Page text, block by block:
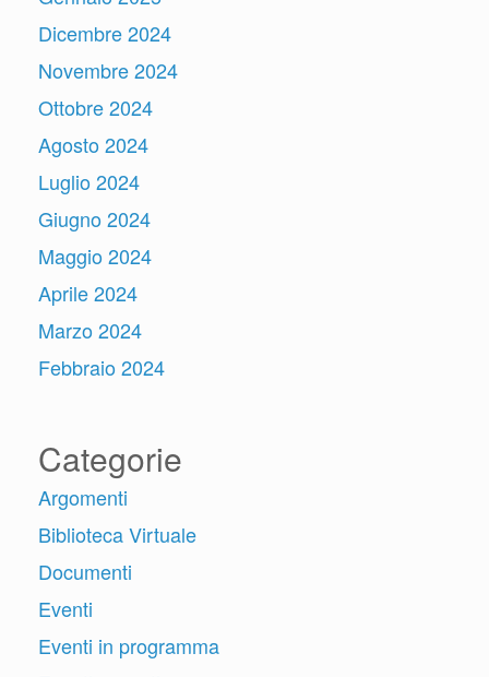
Dicembre 2024
Novembre 2024
Ottobre 2024
Agosto 2024
Luglio 2024
Giugno 2024
Maggio 2024
Aprile 2024
Marzo 2024
Febbraio 2024
Categorie
Argomenti
Biblioteca Virtuale
Documenti
Eventi
Eventi in programma